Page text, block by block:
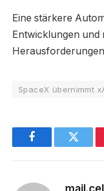
Eine stärkere
Entwicklungen und
SpaceX übernimmt
FacebookTwitter